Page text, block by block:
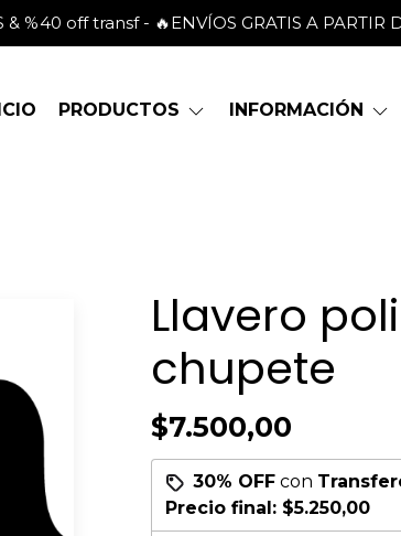
%40 off transf - 🔥ENVÍOS GRATIS A PARTIR
PRODUCTOS INFORMACIÓN
Llavero
chupete
$7.500,00
30% OFFcon
Precio final: $5.250,00